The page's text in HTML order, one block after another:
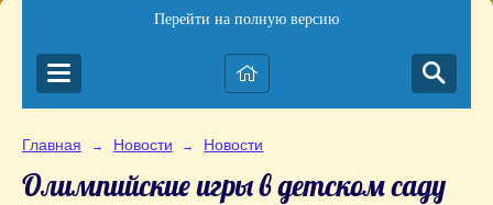
Перейти на полную версию
Главная → Новости → Новости
Олимпийские игры в детском саду